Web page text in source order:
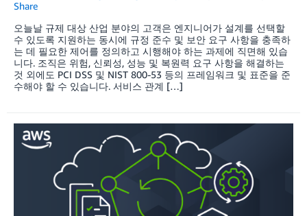
Share
오늘날 규제 대상 산업 분야의 고객은 엔지니어가 설계를 선택할
수 있도록 지원하는 동시에 규정 준수 및 보안 요구 사항을 충족하
는 데 필요한 제어를 정의하고 시행해야 하는 과제에 직면해 있습
니다. 조직은 위험, 신뢰성, 성능 및 복원력 요구 사항을 해결하는
것 외에도 PCI DSS 및 NIST 800-53 등의 프레임워크 및 표준을 준
수해야 할 수 있습니다. 서비스 관계 […]